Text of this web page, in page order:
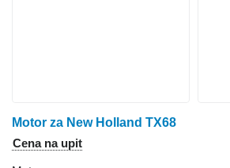
Motor za New Holland TX68
Cena na upit